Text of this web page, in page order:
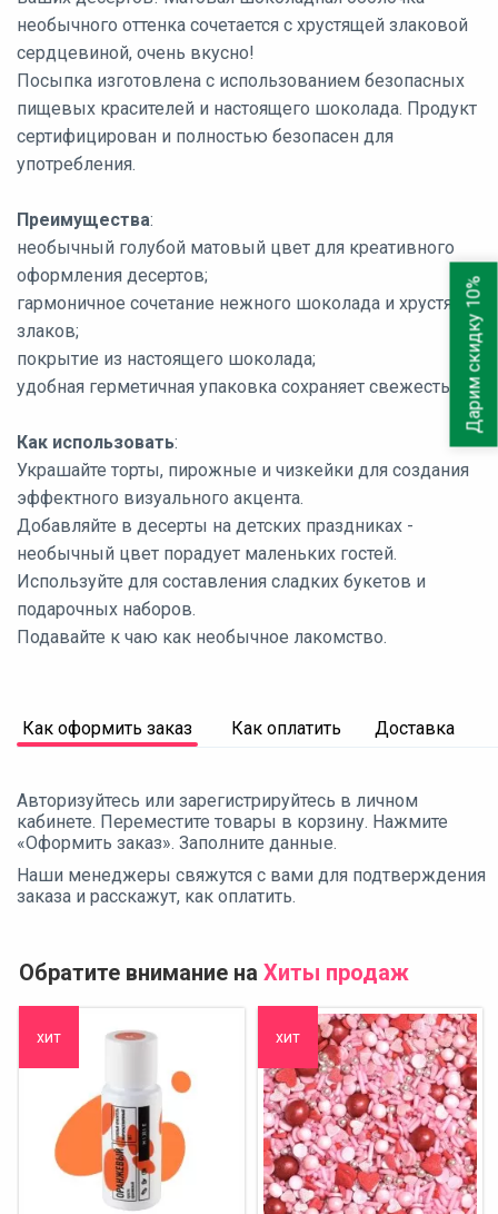
необычного оттенка сочетается с хрустящей злаковой
сердцевиной, очень вкусно!
Посыпка изготовлена с использованием безопасных
пищевых красителей и настоящего шоколада. Продукт
сертифицирован и полностью безопасен для
употребления.
Преимущества:
необычный голубой матовый цвет для креативного
оформления десертов;
гармоничное сочетание нежного шоколада и хрустящих
злаков;
покрытие из настоящего шоколада;
удобная герметичная упаковка сохраняет свежесть.
Как использовать:
Украшайте торты, пирожные и чизкейки для создания
эффектного визуального акцента.
Добавляйте в десерты на детских праздниках -
необычный цвет порадует маленьких гостей.
Используйте для составления сладких букетов и
подарочных наборов.
Подавайте к чаю как необычное лакомство.
Как оформить заказ Как оплатить Доставка
Авторизуйтесь или зарегистрируйтесь в личном
кабинете. Переместите товары в корзину. Нажмите
«Оформить заказ». Заполните данные.
Наши менеджеры свяжутся с вами для подтверждения
заказа и расскажут, как оплатить.
Обратите внимание на Хиты продаж
хит хит
Дарим скидку 10%